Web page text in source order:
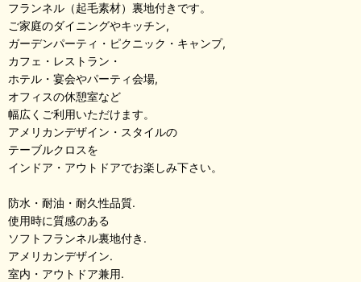
フランネル（起毛素材）裏地付きです。
ご家庭のダイニングやキッチン,
ガーデンパーティ・ピクニック・キャンプ,
カフェ・レストラン・
ホテル・宴会やパーティ会場,
オフィスの休憩室など
幅広くご利用いただけます。
アメリカンデザイン・スタイルの
テーブルクロスを
インドア・アウトドアでお楽しみ下さい。
防水・耐油・耐久性品質.
使用時に質感のある
ソフトフランネル裏地付き.
アメリカンデザイン.
室内・アウトドア兼用.